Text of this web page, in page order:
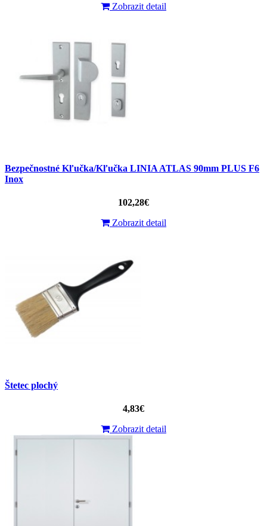
Zobrazit detail
Bezpečnostné Kľučka/Kľučka LINIA ATLAS 90mm PLUS F6
Inox
102,28€
Zobrazit detail
Štetec plochý
4,83€
Zobrazit detail